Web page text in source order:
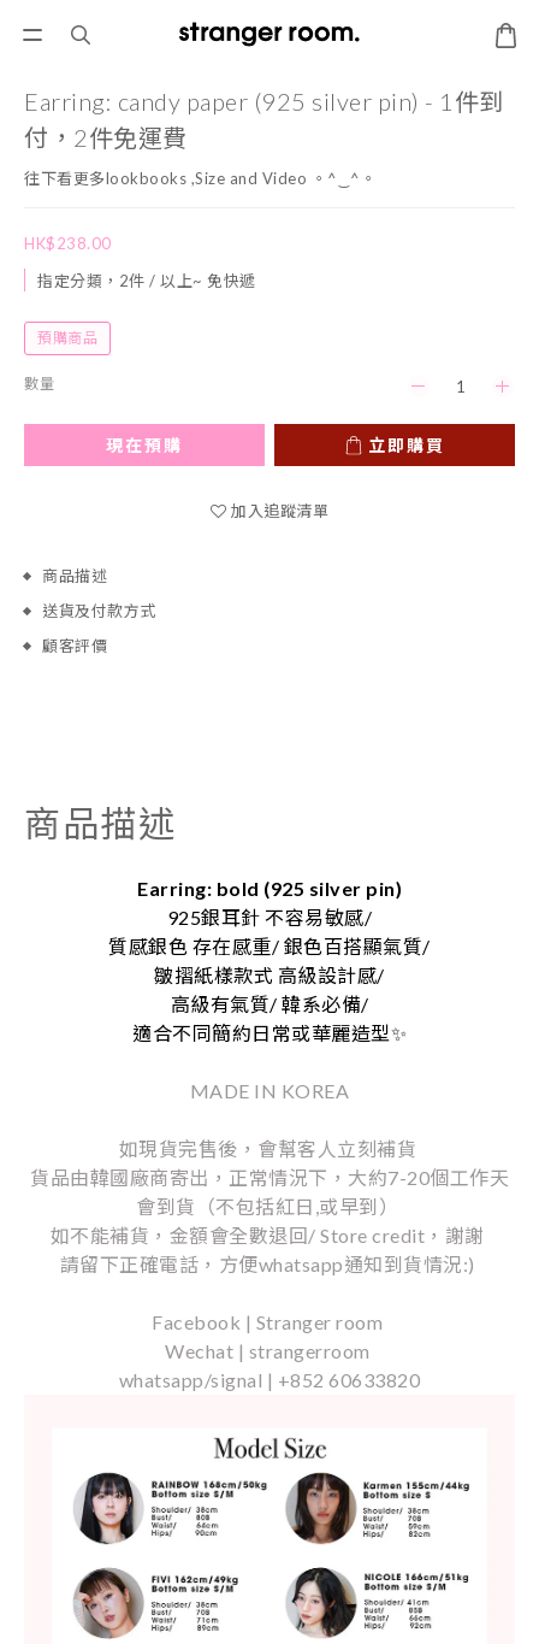
Earring: candy paper (925 silver pin) - 1件到
付，2件免運費
往下看更多lookbooks ,Size and Video 。^‿^。
HK$238.00
指定分類，2件 / 以上~ 免快遞
預購商品
數量
現在預購 立即購買
加入追蹤清單
商品描述
送貨及付款方式
顧客評價
商品描述
Earring: bold (925 silver pin)
925銀耳針 不容易敏感/
質感銀色 存在感重/ 銀色百搭顯氣質/
皺摺紙樣款式 高級設計感/
高級有氣質/ 韓系必備/
適合不同簡約日常或華麗造型✨
MADE IN KOREA
如現貨完售後，會幫客人立刻補貨
貨品由韓國廠商寄出，正常情況下，大約7-20個工作天
會到貨（不包括紅日,或早到）
如不能補貨，金額會全數退回/ Store credit，謝謝
請留下正確電話，方便whatsapp通知到貨情況:)
Facebook | Stranger room
Wechat | strangerroom
whatsapp/signal | +852 60633820